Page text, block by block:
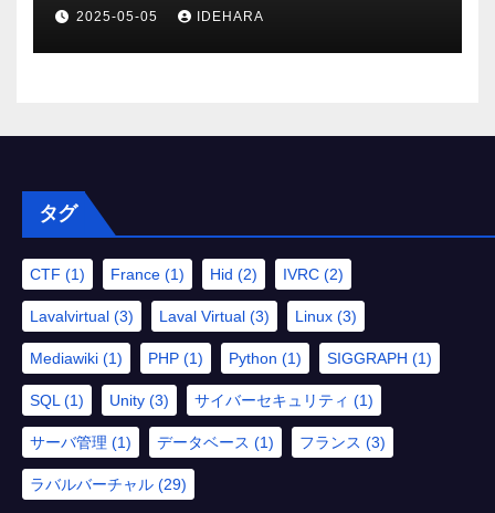
2025-05-05 IDEHARA
タグ
CTF (1) France (1) Hid (2) IVRC (2)
Lavalvirtual (3) Laval Virtual (3) Linux (3)
Mediawiki (1) PHP (1) Python (1) SIGGRAPH (1)
SQL (1) Unity (3) サイバーセキュリティ (1)
サーバ管理 (1) データベース (1) フランス (3)
ラバルバーチャル (29)